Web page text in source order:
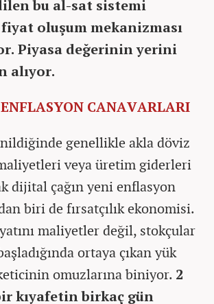
bu al-sat sistemi
oluşum mekanizması
Piyasa değerinin yerini
alıyor.
CANAVARLARI
genellikle akla döviz
veya üretim giderleri
dijital çağın yeni enflasyon
biri de fırsatçılık ekonomisi.
maliyetler değil, stokçular
ortaya çıkan yük
omuzlarına biniyor. 2
kıyafetin birkaç gün